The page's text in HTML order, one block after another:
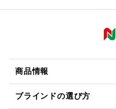
商品情報
ブラインドの選び方